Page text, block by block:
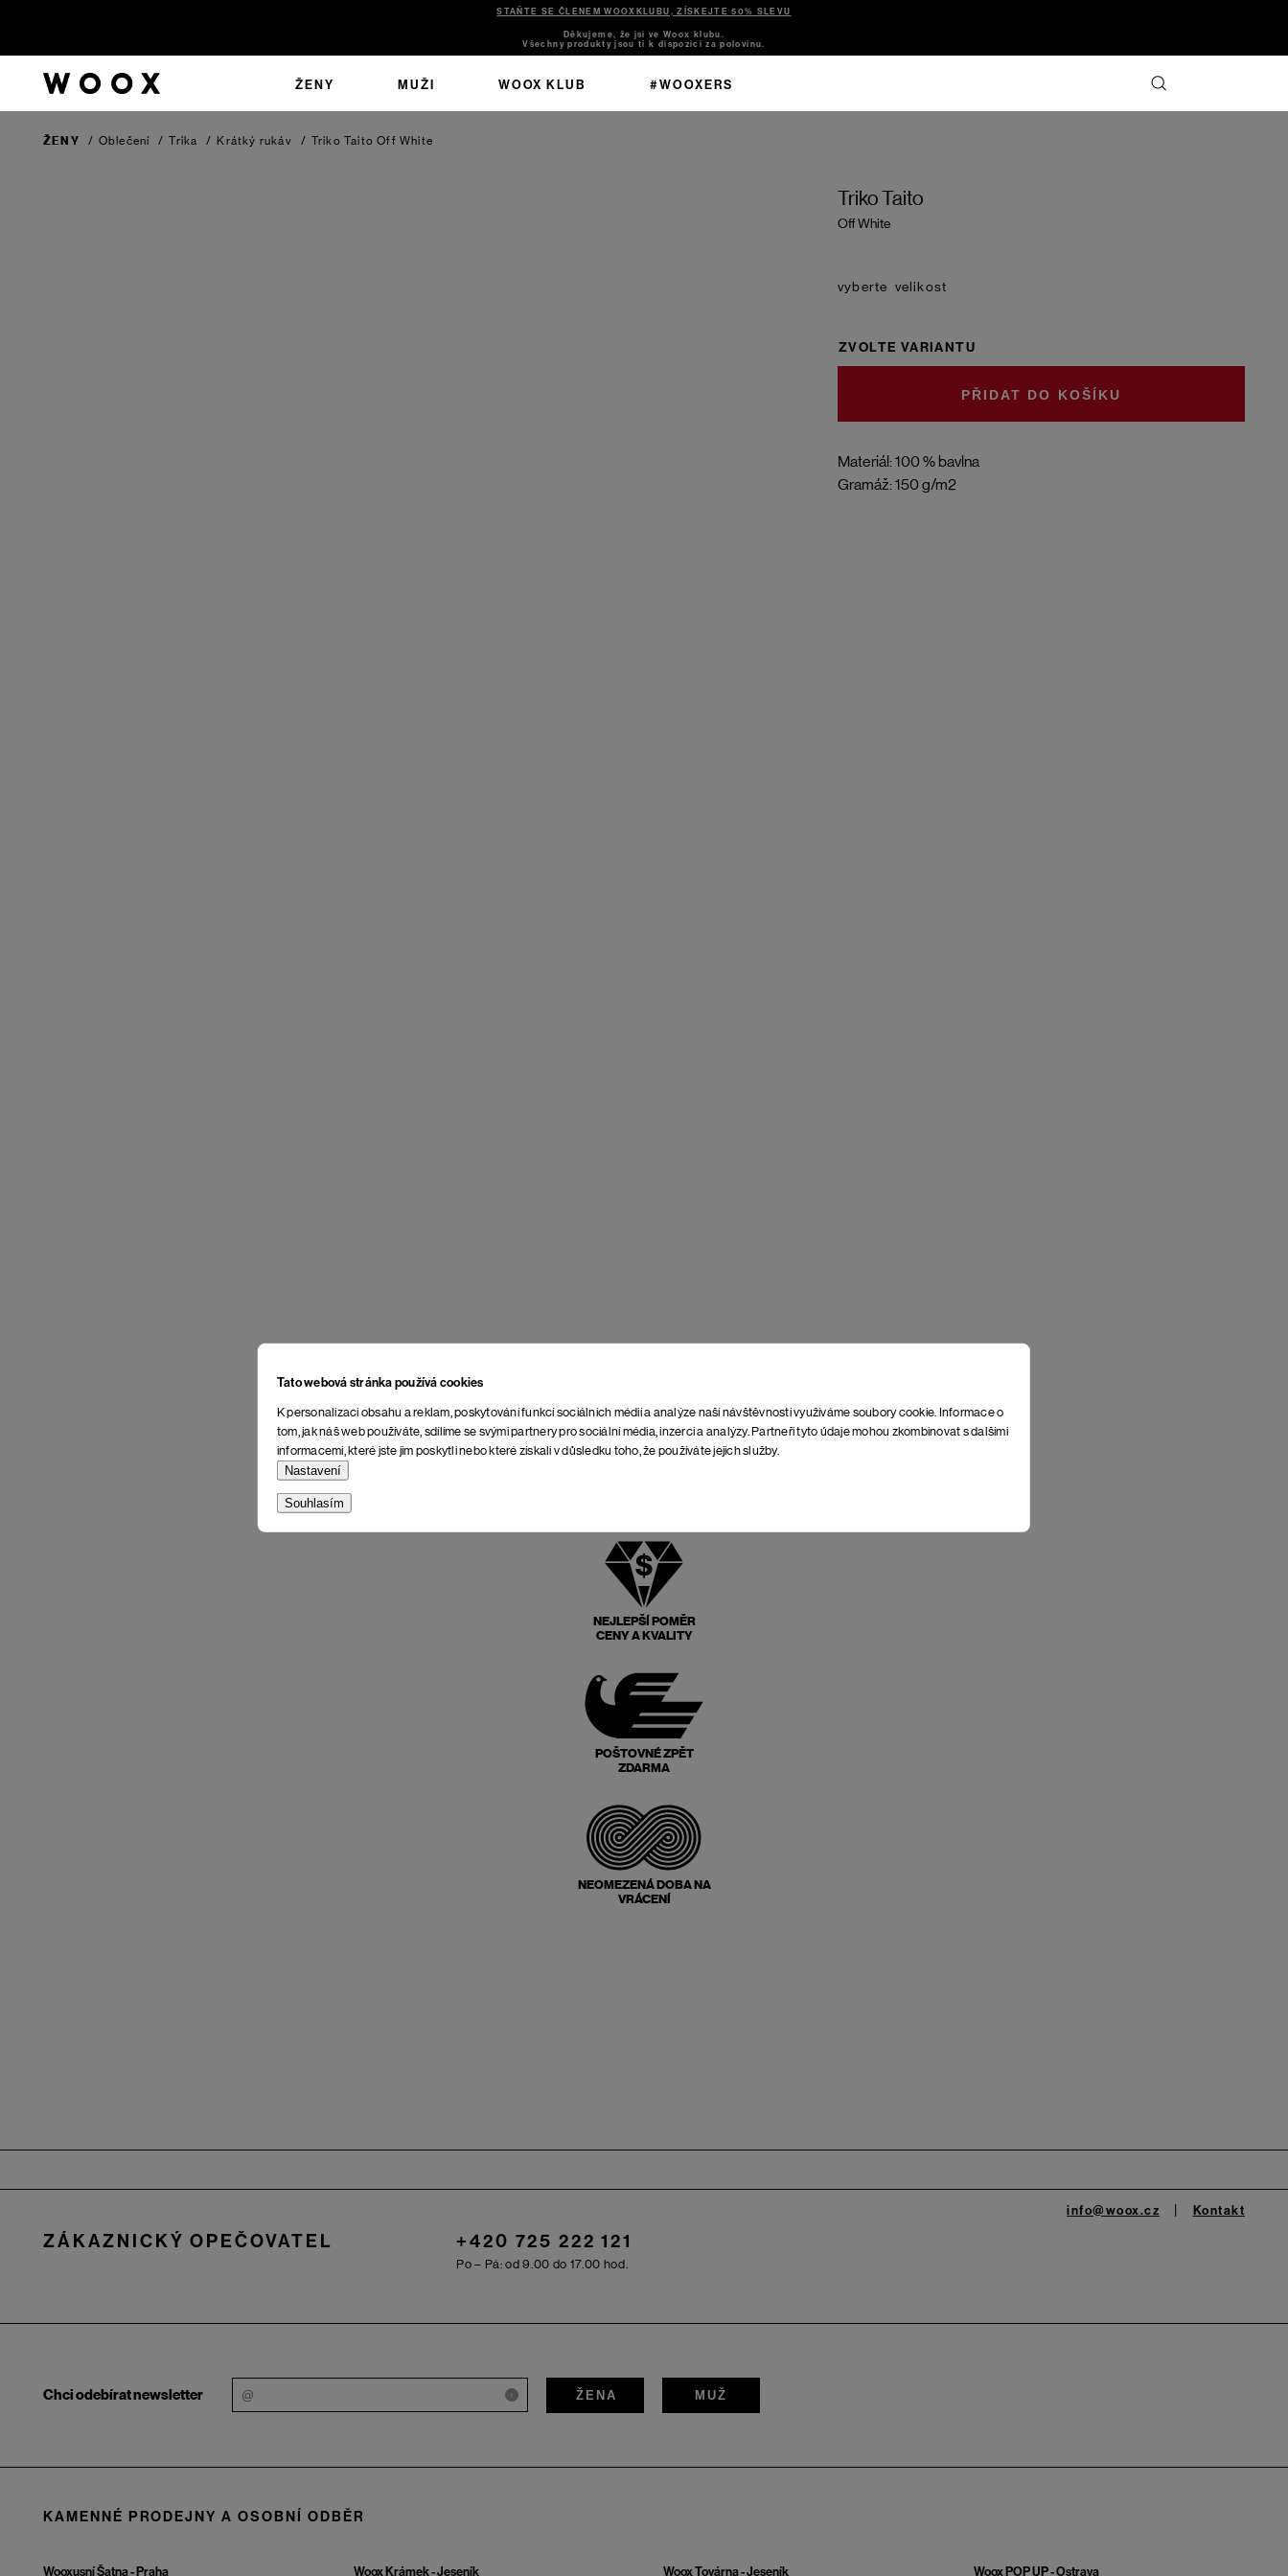
Tato webová stránka používá cookies
K personalizaci obsahu a reklam, poskytování funkcí sociálních médií a analýze naší návštěvnosti využíváme soubory cookie. Informace o
tom, jak náš web používáte, sdílíme se svými partnery pro sociální média, inzerci a analýzy. Partneři tyto údaje mohou zkombinovat s dalšími
informacemi, které jste jim poskytli nebo které získali v důsledku toho, že používáte jejich služby.
Nastavení
Souhlasím
STAŇTE SE ČLENEM WOOXKLUBU, ZÍSKEJTE 50% SLEVU
Děkujeme, že jsi ve Woox klubu.
Všechny produkty jsou ti k dispozici za polovinu.
ŽENY MUŽI WOOX KLUB #WOOXERS
ŽENY / Oblečení / Trika / Krátký rukáv / Triko TaitoOff White
Triko Taito
Off White
Materiál: 100 % bavlna
Gramáž: 150 g/m2
velikost
ZVOLTE VARIANTU
DO KOŠÍKU
NEJLEPŠÍ POMĚR
CENY A KVALITY
POŠTOVNÉ ZPĚT
ZDARMA
NEOMEZENÁ DOBA NA
VRÁCENÍ
ZÁKAZNICKÝ OPEČOVATEL +420 725 222 121
Po – Pá: od 9.00 do 17.00 hod.
info@woox.cz Kontakt
Chci odebírat newsletter i ŽENA MUŽ
KAMENNÉ PRODEJNY A OSOBNÍ ODBĚR
Wooxusní Šatna - Praha Woox Krámek - Jeseník Woox Továrna - Jeseník Woox POP UP - Ostrava